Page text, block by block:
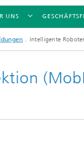
UNS
Intelligente